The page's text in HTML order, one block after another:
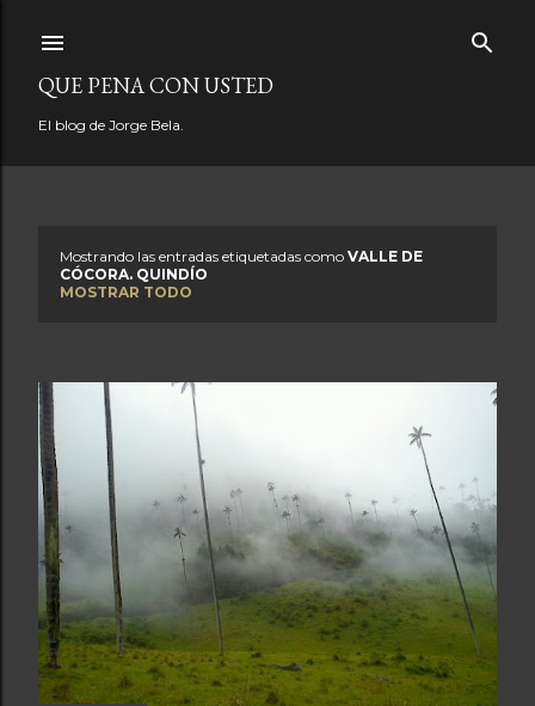
QUE PENA CON USTED
El blog de Jorge Bela.
t
r
a
d
a
s
Mostrando las entradas etiquetadas como VALLE DE
CÓCORA. QUINDÍO
MOSTRAR TODO